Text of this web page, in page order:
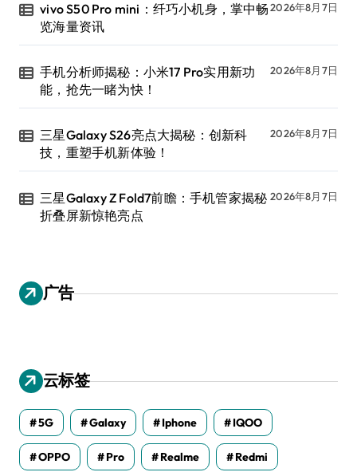
vivo S50 Pro mini：纤巧小机身，掌中畅
览海量资讯
2026年8月7日
手机分析师揭秘：小米17 Pro实用新功
能，抢先一睹为快！
2026年8月7日
三星Galaxy S26亮点大揭秘：创新科
技，重塑手机新体验！
2026年8月7日
三星Galaxy Z Fold7前瞻：手机管家揭秘
折叠屏新惊艳亮点
2026年8月7日
广告
云标签
5G Galaxy Iphone IQOO
OPPO Pro Realme Redmi